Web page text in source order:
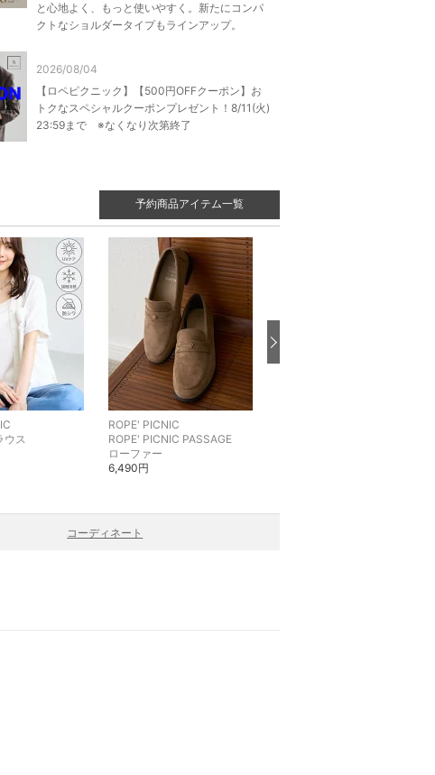
と心地よく、もっと使いやすく。新たにコンパ
クトなショルダータイプもラインアップ。
2026/08/04
【ロペピクニック】【500円OFFクーポン】お
トクなスペシャルクーポンプレゼント！8/11(火)
23:59まで ※なくなり次第終了
予約商品アイテム一覧
ウス
ROPE' PICNIC
ROPE' PICNIC PASSAGE
ローファー
6,490円
コーディネート